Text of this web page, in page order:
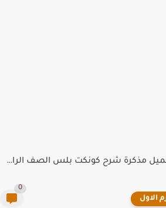
تحميل مذكرة شرح كونكت بلس الصف الرابع الابتدائي الترم الاول...